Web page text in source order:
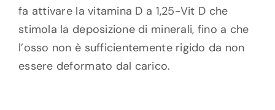
fa attivare la vitamina D a 1,25-Vit D che
stimola la deposizione di minerali, fino a che
l’osso non è sufficientemente rigido da non
essere deformato dal carico.